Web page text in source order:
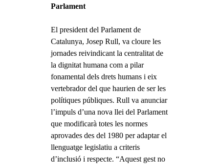
Parlament
El president del Parlament de
Catalunya, Josep Rull, va cloure les
jornades reivindicant la centralitat de
la dignitat humana com a pilar
fonamental dels drets humans i eix
vertebrador del que haurien de ser les
polítiques públiques. Rull va anunciar
l’impuls d’una nova llei del Parlament
que modificarà totes les normes
aprovades des del 1980 per adaptar el
llenguatge legislatiu a criteris
d’inclusió i respecte. “Aquest gest no